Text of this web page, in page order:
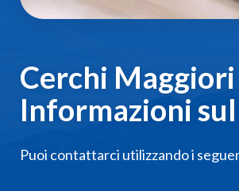
Cerchi Maggiori
Informazioni sul
Puoi contattarci utilizzando i